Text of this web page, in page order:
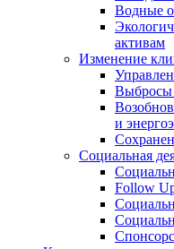
Водные
активам
Изменение
Выбросы
и
Социальная
Follow